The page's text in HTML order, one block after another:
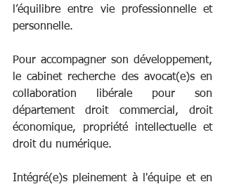
l’équilibre entre vie professionnelle et
personnelle.
Pour accompagner son développement,
le cabinet recherche des avocat(e)s en
collaboration libérale pour son
département droit commercial, droit
économique, propriété intellectuelle et
droit du numérique.
Intégré(e)s pleinement à l'équipe et en